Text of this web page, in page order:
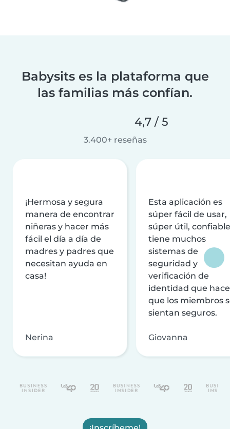
Babysits es la plataforma que
las familias más confían.
4,7 / 5
3.400+ reseñas
¡Hermosa y segura
manera de encontrar
niñeras y hacer más
fácil el día a día de
madres y padres que
necesitan ayuda en
casa!
Nerina
Esta aplicación es
súper fácil de usar,
súper útil,
tiene muchos
sistemas de
seguridad y
verificación de
identidad que
que los miembros
sientan seguros.
Giovanna